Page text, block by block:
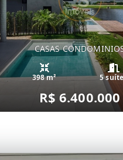
CASAS
398 m² 5
R$ 6.400.000